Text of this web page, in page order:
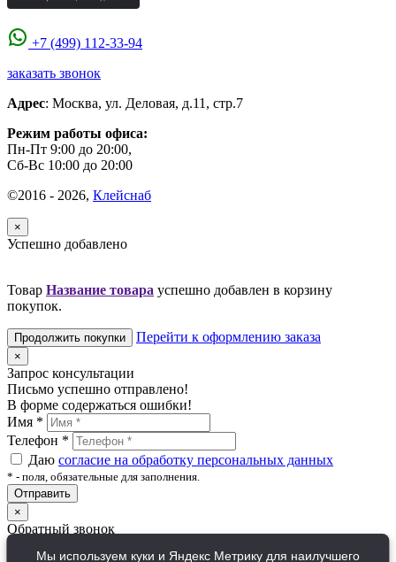
+7 (499) 112-33-94
заказать звонок
Адрес: Москва, ул. Деловая, д.11, стр.7
Режим работы офиса:
Пн-Пт 9:00 до 20:00,
Сб-Вс 10:00 до 20:00
©2016 - 2026, Клейснаб
Мы используем куки и Яндекс Метрику для наилучшего
×
Успешно добавлено
Товар Название товара успешно добавлен в корзину
покупок.
Продолжить покупки Перейти к оформлению заказа
×
Запрос консультации
Письмо успешно отправлено!
В форме содержаться ошибки!
Имя *
Телефон *
Даю согласие на обработку персональных данных
* - поля, обязательные для заполнения.
Отправить
×
Обратный звонок